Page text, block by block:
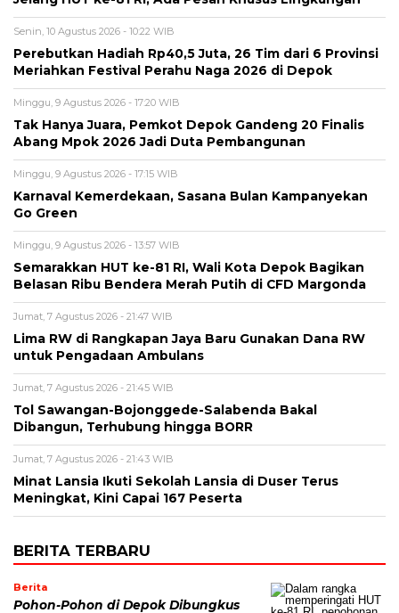
Senin, 10 Agustus 2026 - 10:22 WIB
Perebutkan Hadiah Rp40,5 Juta, 26 Tim dari 6 Provinsi
Meriahkan Festival Perahu Naga 2026 di Depok
Minggu, 9 Agustus 2026 - 17:20 WIB
Tak Hanya Juara, Pemkot Depok Gandeng 20 Finalis
Abang Mpok 2026 Jadi Duta Pembangunan
Minggu, 9 Agustus 2026 - 17:15 WIB
Karnaval Kemerdekaan, Sasana Bulan Kampanyekan
Go Green
Minggu, 9 Agustus 2026 - 13:57 WIB
Semarakkan HUT ke-81 RI, Wali Kota Depok Bagikan
Belasan Ribu Bendera Merah Putih di CFD Margonda
Jumat, 7 Agustus 2026 - 21:47 WIB
Lima RW di Rangkapan Jaya Baru Gunakan Dana RW
untuk Pengadaan Ambulans
Jumat, 7 Agustus 2026 - 21:45 WIB
Tol Sawangan-Bojonggede-Salabenda Bakal
Dibangun, Terhubung hingga BORR
Jumat, 7 Agustus 2026 - 21:43 WIB
Minat Lansia Ikuti Sekolah Lansia di Duser Terus
Meningkat, Kini Capai 167 Peserta
BERITA TERBARU
Berita
Pohon-Pohon di Depok Dibungkus